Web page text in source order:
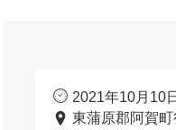
2021年10月10
東蒲原郡阿賀